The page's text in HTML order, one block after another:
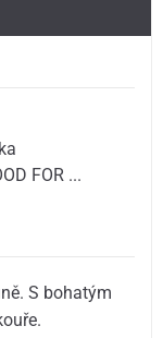
FOR ...
S bohatým